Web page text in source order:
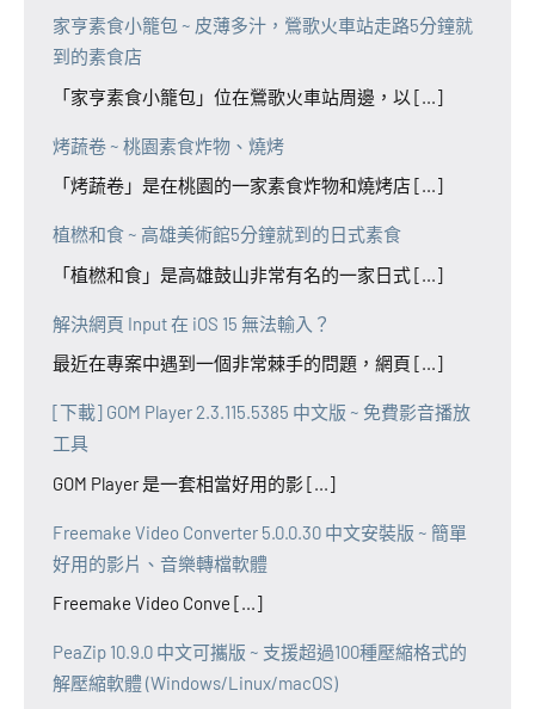
家亨素食小籠包 ~ 皮薄多汁，鶯歌火車站走路5分鐘就
到的素食店
「家亨素食小籠包」位在鶯歌火車站周邊，以 [...]
烤蔬卷 ~ 桃園素食炸物、燒烤
「烤蔬卷」是在桃園的一家素食炸物和燒烤店 [...]
植橪和食 ~ 高雄美術館5分鐘就到的日式素食
「植橪和食」是高雄鼓山非常有名的一家日式 [...]
解決網頁 Input 在 iOS 15 無法輸入？
最近在專案中遇到一個非常棘手的問題，網頁 [...]
[下載] GOM Player 2.3.115.5385 中文版 ~ 免費影音播放
工具
GOM Player 是一套相當好用的影 [...]
Freemake Video Converter 5.0.0.30 中文安裝版 ~ 簡單
好用的影片、音樂轉檔軟體
Freemake Video Conve [...]
PeaZip 10.9.0 中文可攜版 ~ 支援超過100種壓縮格式的
解壓縮軟體 (Windows/Linux/macOS)